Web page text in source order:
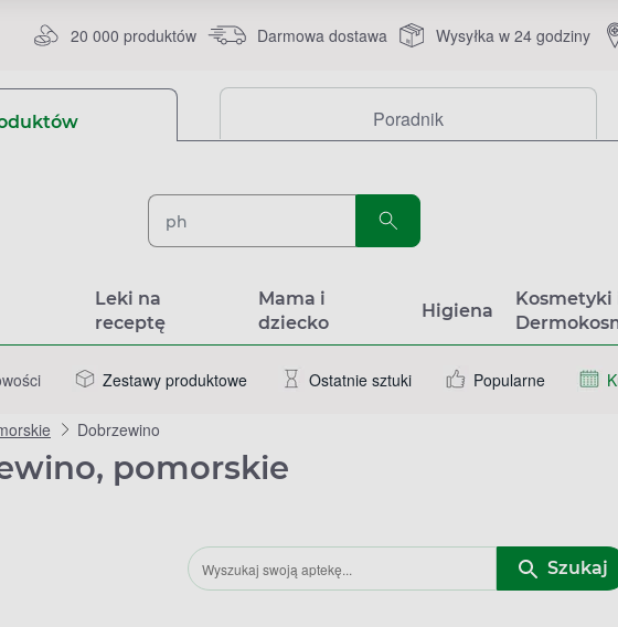
20 000 produktów Darmowa dostawa Wysyłka w 24 godziny
Poradnik
Leki na
receptę
Mama i
dziecko
Higiena
Kosmetyki
Zestawy produktowe Ostatnie sztuki Popularne
Dobrzewino
pomorskie
Szukaj